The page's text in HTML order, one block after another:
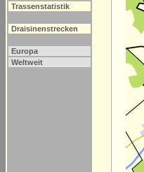
Trassenstatistik
Draisinenstrecken
Europa
Weltweit